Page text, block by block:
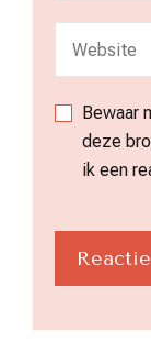
Bewaar
deze
ik een